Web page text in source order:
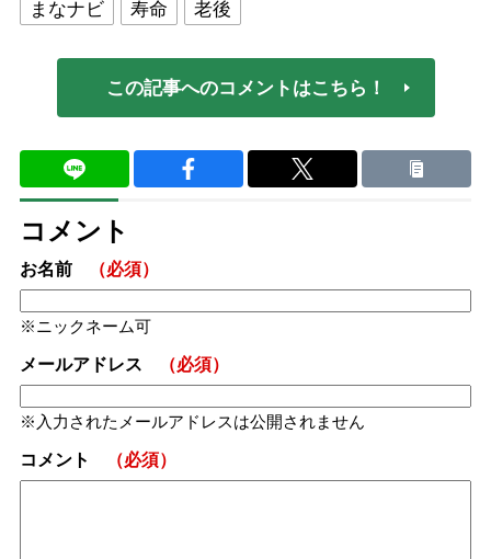
まなナビ
寿命 老後
この記事へのコメントはこちら！
コメント
お名前 （必須）
ニックネーム可
メールアドレス （必須）
入力されたメールアドレスは公開されません
コメント （必須）